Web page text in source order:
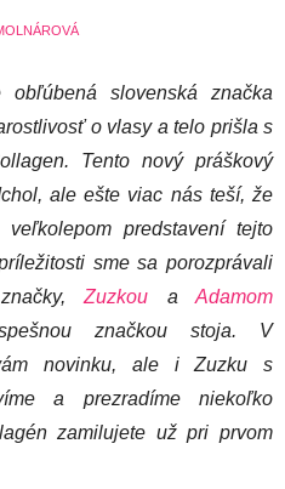
slovenská značka
o vlasy a telo prišla s
Tento nový práškový
ale ešte viac nás teší, že
predstavení tejto
sme sa porozprávali
Zuzkou a Adamom
značkou stoja. V
novinku, ale i Zuzku s
a prezradíme niekoľko
zamilujete už pri prvom